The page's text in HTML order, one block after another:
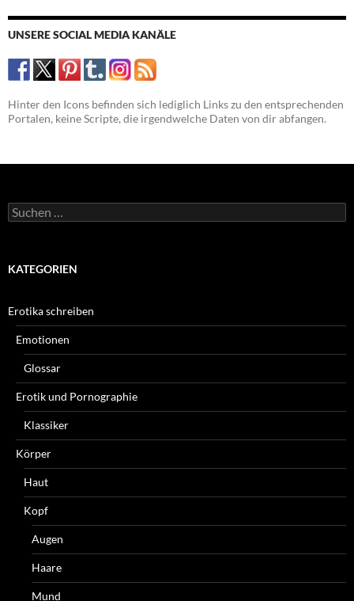
UNSERE SOCIAL MEDIA KANÄLE
Hinter den Icons befinden sich lediglich Links zu den entsprechenden
Portalen, keine Scripte, die irgendwelche Daten von dir abfangen.
Suchen
nach:
KATEGORIEN
Erotika schreiben
Emotionen
Glossar
Erotik und Pornographie
Klassiker
Körper
Haut
Kopf
Augen
Haare
Mund